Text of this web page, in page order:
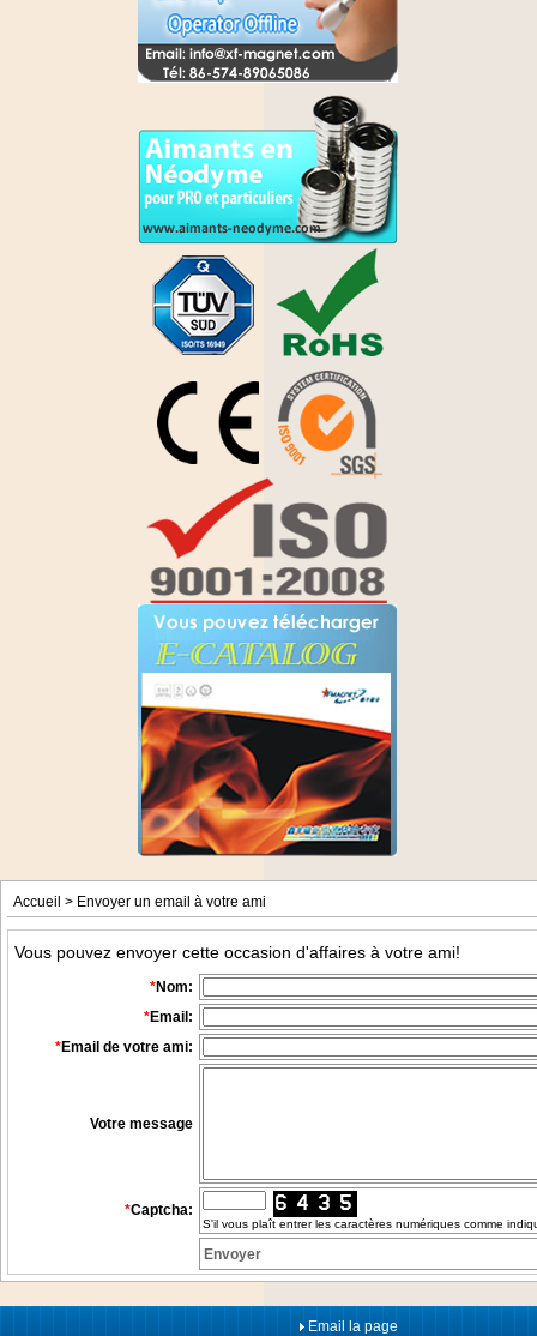
Accueil > Envoyer un email à votre ami
Vous pouvez envoyer cette occasion d'affaires à votre ami!
*Nom:
*Email :
*Email de votre ami:
Votre message
*Captcha:
S'il vous plaît entrer les caractères numériques comme
Email la page